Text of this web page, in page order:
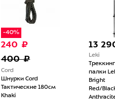
-40%
240 ₽
400 ₽
Cord
Шнурки Cord
Тактические 180см
Khaki
13
Leki
палки
Bright
Red/